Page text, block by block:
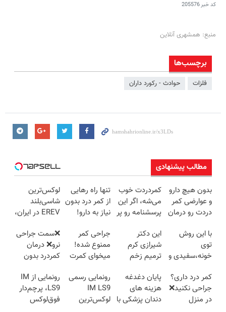
کد خبر205576
منبع: همشهری آنلاین
برچسب‌ها
فلزات حوادث - رکورد داران
مطالب پیشنهادی
بدون هیچ دارو
و عوارضی کمر
دردت رو درمان
(پرسش‌نامه)
کمردردت خوب
می‌شه، اگر این
پرسشنامه رو پر
تنها راه رهایی
از کمر درد بدون
نیاز به دارو!
لوکس‌ترین
شاسی‌بلند
EREV در ایران،
موتور رونمایی
شد!
با این روش
توی
خونه،سفیدی و
برگردون
(40%off)
این دکتر
شیرازی کرم
ترمیم زخم
ساخت!!!
جراحی کمر
ممنوع شده!
میخوای کمرت
درمان کنی؟
((پرسش‌نامه))
❌سمت جراحی
نرو❌ درمان
کمردرد بدون
کمر درد داری؟
جراحی نکنید❌
در منزل
پایان دغدغه
هزینه های
دندان پزشکی با
رونمایی رسمی
IM LS9
لوکس‌ترین
رونمایی از IM
LS9، پرچم‌دار
فوق‌لوکس